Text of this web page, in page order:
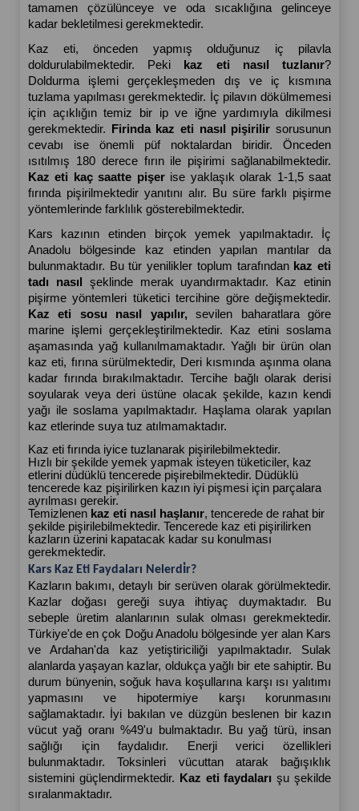
tamamen çözülünceye ve oda sıcaklığına gelinceye
kadar bekletilmesi gerekmektedir.
Kaz eti, önceden yapmış olduğunuz iç pilavla
doldurulabilmektedir. Peki
kaz eti nasıl tuzlanır?
Doldurma işlemi gerçekleşmeden dış ve iç kısmına
tuzlama yapılması gerekmektedir.
İç pilavın dökülmemesi
için açıklığın temiz bir ip ve iğne yardımıyla dikilmesi
gerekmektedir.
Firinda kaz eti nasıl pişirilir sorusunun
cevabı ise önemli püf noktalardan biridir. Önceden
Kaz eti kaç saatte pişer ise yaklaşık olarak 1-1,5 saat
fırında pişirilmektedir yanıtını alır. Bu süre farklı pişirme
yöntemlerinde farklılık gösterebilmektedir.
Kars kazının etinden birçok yemek yapılmaktadır. İç
Anadolu bölgesinde kaz etinden yapılan mantılar da
bulunmaktadır. Bu tür yenilikler toplum tarafından kaz eti
tadı nasıl şeklinde merak uyandırmaktadır. Kaz etinin
Kaz eti sosu nasıl yapılır, sevilen baharatlara göre
marine işlemi gerçekleştirilmektedir. Kaz etini soslama
aşamasında yağ kullanılmamaktadır. Yağlı bir ürün olan
kaz eti, fırına sürülmektedir, Deri kısmında aşınma olana
kadar fırında bırakılmaktadır. Tercihe bağlı olarak derisi
soyularak veya deri üstüne olacak şekilde, kazın kendi
yağı ile soslama yapılmaktadır. Haşlama olarak yapılan
kaz etlerinde suya tuz atılmamaktadır.
Kaz eti fırında iyice tuzlanarak pişirilebilmektedir.
Hızlı bir şekilde yemek yapmak isteyen tüketiciler, kaz
etlerini düdüklü tencerede pişirebilmektedir. Düdüklü
tencerede kaz pişirilirken kazın iyi pişmesi için parçalara
ayrılması gerekir.
Temizlenen kaz eti nasıl haşlanır, tencerede de rahat bir
şekilde pişirilebilmektedir. Tencerede kaz eti pişirilirken
kazların üzerini kapatacak kadar su konulması
gerekmektedir.
Kars Kaz Eti Faydaları Nelerdi̇r?
Kazların bakımı, detaylı bir serüven olarak görülmektedir.
Kazlar doğası gereği suya ihtiyaç duymaktadır. Bu
sebeple üretim alanlarının sulak olması gerekmektedir.
Türkiye'de en çok Doğu Anadolu bölgesinde yer alan Kars
ve Ardahan'da kaz yetiştiriciliği yapılmaktadır. Sulak
alanlarda yaşayan kazlar, oldukça yağlı bir ete sahiptir. Bu
durum bünyenin, soğuk hava koşullarına karşı ısı yalıtımı
yapmasını ve hipotermiye karşı korunmasını
sağlamaktadır. İyi bakılan ve düzgün beslenen bir kazın
vücut yağ oranı %49'u bulmaktadır. Bu yağ türü, insan
sağlığı için faydalıdır. Enerji verici özellikleri
bulunmaktadır. Toksinleri vücuttan atarak bağışıklık
sistemini güçlendirmektedir. Kaz eti faydaları şu şekilde
sıralanmaktadır.